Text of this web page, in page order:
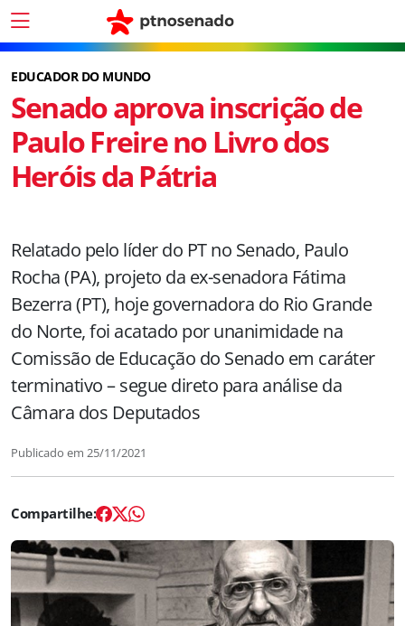
EDUCADOR DO MUNDO
Senado aprova inscrição de
Paulo Freire no Livro dos
Heróis da Pátria
Relatado pelo líder do PT no Senado, Paulo
Rocha (PA), projeto da ex-senadora Fátima
Bezerra (PT), hoje governadora do Rio Grande
do Norte, foi acatado por unanimidade na
Comissão de Educação do Senado em caráter
terminativo – segue direto para análise da
Câmara dos Deputados
Publicado em 25/11/2021